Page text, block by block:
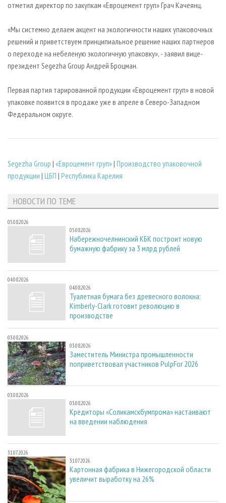
отметил директор по закупкам «Евроцемент груп» Грач Качеянц.
«Мы системно делаем акцент на экологичности наших упаковочных
решений и приветствуем принципиальное решение наших партнеров
о переходе на небеленую экологичную упаковку», - заявил вице-
президент Segezha Group Андрей Броцман.
Первая партия тарированной продукции «Евроцемент груп» в новой
упаковке появится в продаже уже в апреле в Северо-Западном
Федеральном округе.
Segezha Group | «Евроцемент груп»| Производство упаковочной
продукции | ЦБП | Республика Карелия
НОВОСТИ ПО ТЕМЕ
05.08.2026
05.08.2026
Набережночелнинский КБК построит новую
бумажную фабрику за 3 млрд рублей
04.08.2026
04.08.2026
Туалетная бумага без древесного волокна:
Kimberly-Clark готовит революцию в
производстве
03.08.2026
03.08.2026
Заместитель Министра промышленности
поприветствовал участников PulpFor 2026
03.08.2026
03.08.2026
Кредиторы «Соликамскбумпрома» настаивают
на введении наблюдения
31.07.2026
31.07.2026
Картонная фабрика в Нижегородской области
увеличит выработку на 26%